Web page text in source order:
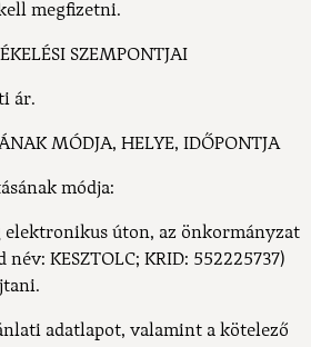
megfizetni.
SZEMPONTJAI
ár.
MÓDJA, HELYE, IDŐPONTJA
módja:
úton, az önkormányzat
KESZTOLC; KRID: 552225737)
adatlapot, valamint a kötelező